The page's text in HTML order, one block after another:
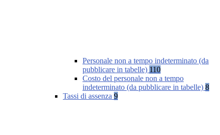
Personale non a tempo indeterminato (da
pubblicare in tabelle) 110
Costo del personale non a tempo
indeterminato (da pubblicare in tabelle) 8
Tassi di assenza 9